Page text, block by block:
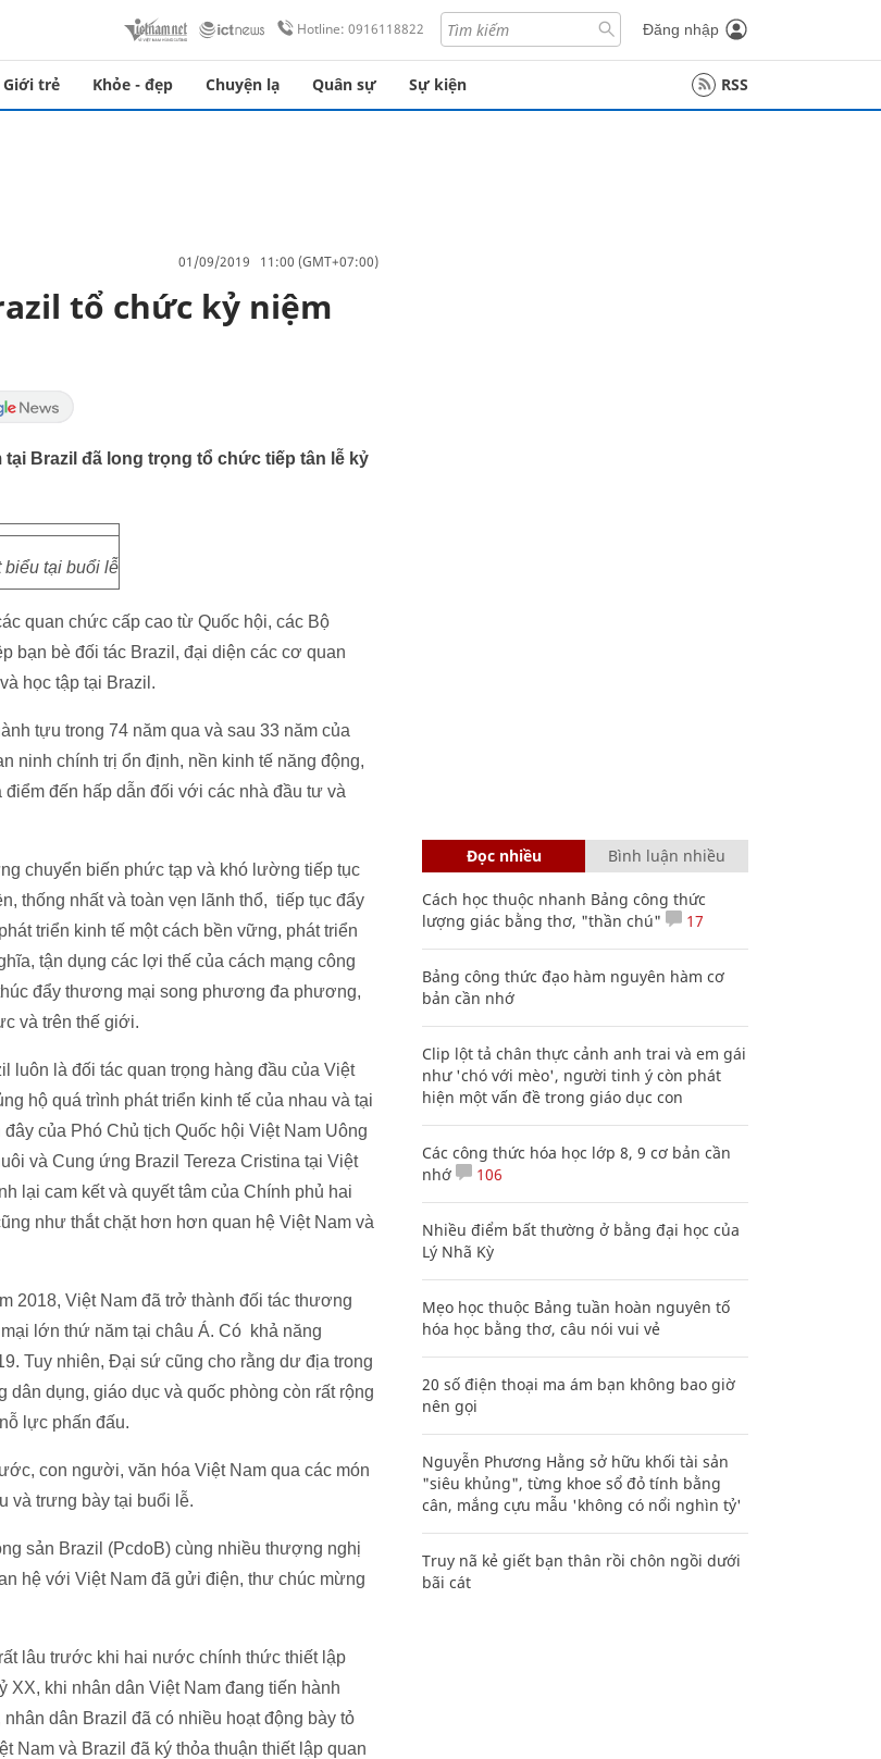
Hotline: 0916118822 Đăng nhập
Giới trẻ Khỏe - đẹp Chuyện lạ Quân sự Sự kiện RSS
01/09/2019 11:00 (GMT+07:00)
tổ chức kỷ niệm
Brazil đã long trọng tổ chức tiếp tân lễ kỷ
tại buổi lễ
quan chức cấp cao từ Quốc hội, các Bộ
bạn bè đối tác Brazil, đại diện các cơ quan
học tập tại Brazil.
tựu trong 74 năm qua và sau 33 năm của
ninh chính trị ổn định, nền kinh tế năng động,
đến hấp dẫn đối với các nhà đầu tư và
chuyển biến phức tạp và khó lường tiếp tục
thống nhất và toàn vẹn lãnh thổ, tiếp tục đẩy
triển kinh tế một cách bền vững, phát triển
tận dụng các lợi thế của cách mạng công
đẩy thương mại song phương đa phương,
và trên thế giới.
là đối tác quan trọng hàng đầu của Việt
hộ quá trình phát triển kinh tế của nhau và tại
của Phó Chủ tịch Quốc hội Việt Nam Uông
và Cung ứng Brazil Tereza Cristina tại Việt
lại cam kết và quyết tâm của Chính phủ hai
như thắt chặt hơn hơn quan hệ Việt Nam và
2018, Việt Nam đã trở thành đối tác thương
lớn thứ năm tại châu Á. Có khả năng
Tuy nhiên, Đại sứ cũng cho rằng dư địa trong
dụng, giáo dục và quốc phòng còn rất rộng
lực phấn đấu.
con người, văn hóa Việt Nam qua các món
và trưng bày tại buổi lễ.
sản Brazil (PcdoB) cùng nhiều thượng nghị
hệ với Việt Nam đã gửi điện, thư chúc mừng
lâu trước khi hai nước chính thức thiết lập
XX, khi nhân dân Việt Nam đang tiến hành
dân Brazil đã có nhiều hoạt động bày tỏ
Nam và Brazil đã ký thỏa thuận thiết lập quan
Đọc nhiều Bình luận nhiều
Cách học thuộc nhanh Bảng công thức
lượng giác bằng thơ, "thần chú"
17
Bảng công thức đạo hàm nguyên hàm cơ
bản cần nhớ
Clip lột tả chân thực cảnh anh trai và em gái
như 'chó với mèo', người tinh ý còn phát
hiện một vấn đề trong giáo dục con
Các công thức hóa học lớp 8, 9 cơ bản cần
nhớ
106
Nhiều điểm bất thường ở bằng đại học của
Lý Nhã Kỳ
Mẹo học thuộc Bảng tuần hoàn nguyên tố
hóa học bằng thơ, câu nói vui vẻ
20 số điện thoại ma ám bạn không bao giờ
nên gọi
Nguyễn Phương Hằng sở hữu khối tài sản
"siêu khủng", từng khoe sổ đỏ tính bằng
cân, mắng cựu mẫu 'không có nổi nghìn tỷ'
Truy nã kẻ giết bạn thân rồi chôn ngồi dưới
bãi cát